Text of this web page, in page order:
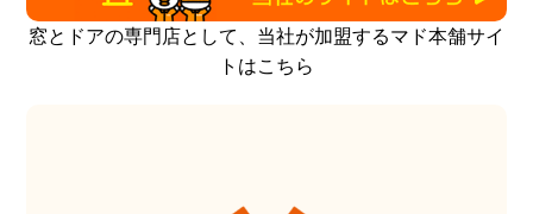
窓とドアの専門店として、当社が加盟するマド本舗サイ
トはこちら